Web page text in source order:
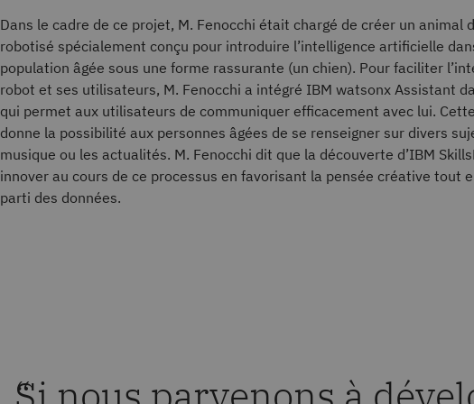
Dans le cadre de ce projet, M. Fenocchi était chargé de créer un animal
robotisé spécialement conçu pour introduire l’intelligence artificielle
population âgée sous une forme rassurante (un chien). Pour faciliter
robot et ses utilisateurs, M. Fenocchi a intégré IBM watsonx Assistant
qui permet aux utilisateurs de communiquer efficacement avec lui.
donne la possibilité aux personnes âgées de se renseigner sur divers
musique ou les actualités. M. Fenocchi dit que la découverte d’IBM
innover au cours de ce processus en favorisant la pensée créative tout
parti des données.